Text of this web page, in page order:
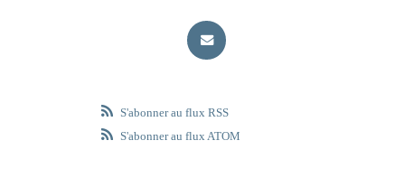
S'abonner au flux RSS
S'abonner au flux ATOM